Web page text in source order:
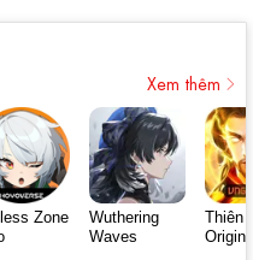
Xem thêm
Zone
Wuthering
Waves
Thiên
Origin